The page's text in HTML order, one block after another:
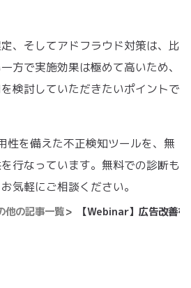
、そしてアドフラウド対策は、比
方で実施効果は極めて高いため、
検討していただきたいポイントで
性を備えた不正検知ツールを、無
行なっています。無料での診断も
気軽にご相談ください。
他の記事一覧 【Webinar】広告改善